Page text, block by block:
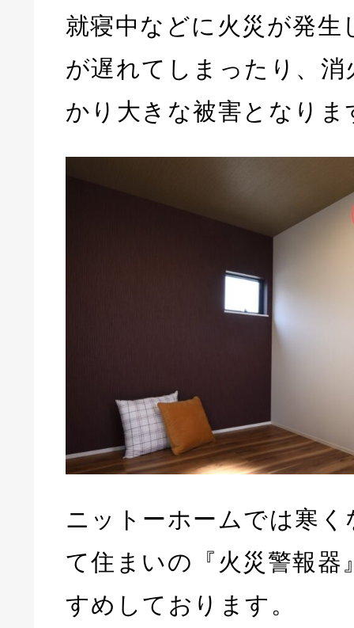
就寝中などに火災が発生
が遅れてしまったり、
かり大きな被害となりま
ニットーホームでは寒
て住まいの『火災警報器
すめしております。